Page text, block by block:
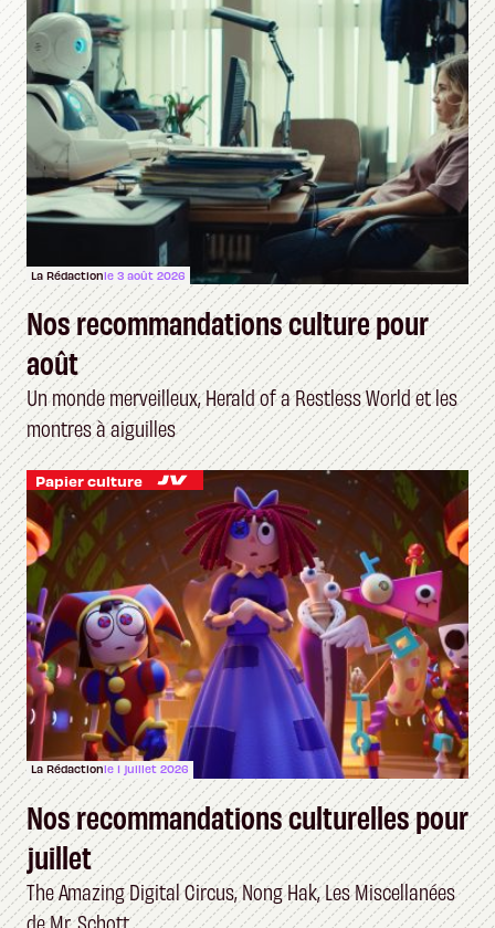
La Rédactionle 3 août 2026
Nos recommandations culture pour
août
Un monde merveilleux, Herald of a Restless World et les
montres à aiguilles
Papier culture
La Rédactionle 1 juillet 2026
Nos recommandations culturelles pour
juillet
The Amazing Digital Circus, Nong Hak, Les Miscellanées
de Mr. Schott